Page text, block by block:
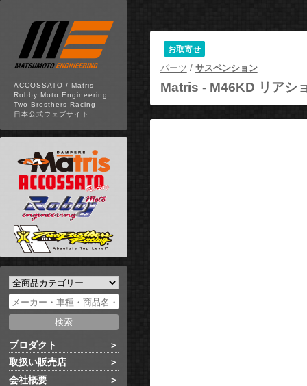
ACCOSSATO / Matris
Robby Moto Engineering
Two Brosthers Racing
日本公式ウェブサイト
プロダクト
取扱い販売店
会社概要
お取寄せ
パーツ / サスペンション
Matris - M46KD リアシ